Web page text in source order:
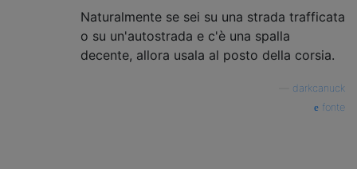
Naturalmente se sei su una strada trafficata
o su un'autostrada e c'è una spalla
decente, allora usala al posto della corsia.
darkcanuck
fonte